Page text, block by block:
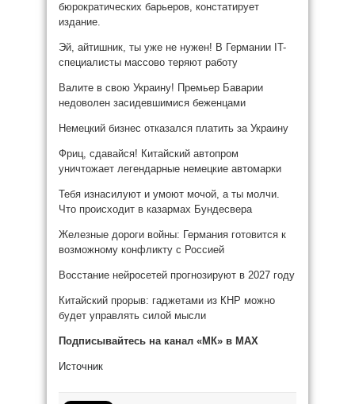
бюрократических барьеров, констатирует
издание.
Эй, айтишник, ты уже не нужен! В Германии IT-
специалисты массово теряют работу
Валите в свою Украину! Премьер Баварии
недоволен засидевшимися беженцами
Немецкий бизнес отказался платить за Украину
Фриц, сдавайся! Китайский автопром
уничтожает легендарные немецкие автомарки
Тебя изнасилуют и умоют мочой, а ты молчи.
Что происходит в казармах Бундесвера
Железные дороги войны: Германия готовится к
возможному конфликту с Россией
Восстание нейросетей прогнозируют в 2027 году
Китайский прорыв: гаджетами из КНР можно
будет управлять силой мысли
Подписывайтесь на канал «МК» в MAX
Источник